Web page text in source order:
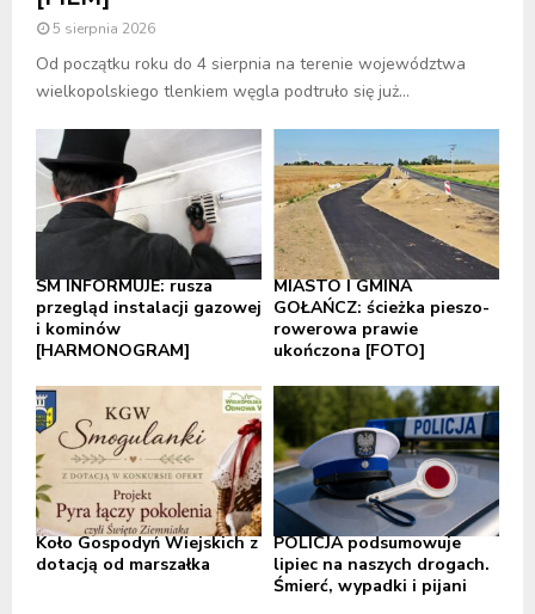
5 sierpnia 2026
Od początku roku do 4 sierpnia na terenie województwa
wielkopolskiego tlenkiem węgla podtruło się już...
SM INFORMUJE: rusza
przegląd instalacji gazowej
i kominów
[HARMONOGRAM]
MIASTO I GMINA
GOŁAŃCZ: ścieżka pieszo-
rowerowa prawie
ukończona [FOTO]
Koło Gospodyń Wiejskich z
dotacją od marszałka
POLICJA podsumowuje
lipiec na naszych drogach.
Śmierć, wypadki i pijani